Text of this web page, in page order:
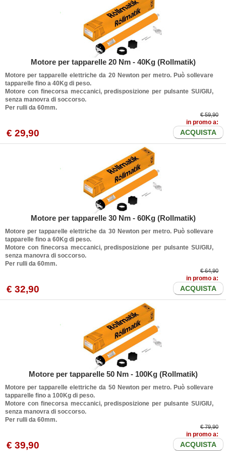
Motore per tapparelle 20 Nm - 40Kg (Rollmatik)
Motore per tapparelle elettriche da 20 Newton per metro. Può sollevare
tapparelle fino a 40Kg di peso.
Motore con finecorsa meccanici, predisposizione per pulsante SU/GIU,
senza manovra di soccorso.
Per rulli da 60mm.
€ 59,90
in promo a:
€ 29,90 ACQUISTA
Motore per tapparelle 30 Nm - 60Kg (Rollmatik)
Motore per tapparelle elettriche da 30 Newton per metro. Può sollevare
tapparelle fino a 60Kg di peso.
Motore con finecorsa meccanici, predisposizione per pulsante SU/GIU,
senza manovra di soccorso.
Per rulli da 60mm.
€ 64,90
in promo a:
€ 32,90 ACQUISTA
Motore per tapparelle 50 Nm - 100Kg (Rollmatik)
Motore per tapparelle elettriche da 50 Newton per metro. Può sollevare
tapparelle fino a 100Kg di peso.
Motore con finecorsa meccanici, predisposizione per pulsante SU/GIU,
senza manovra di soccorso.
Per rulli da 60mm.
€ 79,90
in promo a:
€ 39,90 ACQUISTA